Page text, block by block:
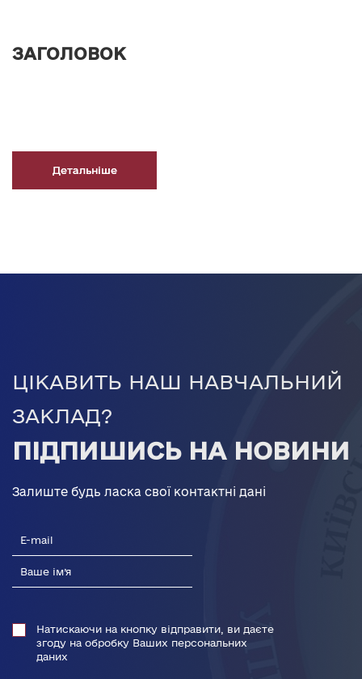
ЗАГОЛОВОК
Детальніше
ЦІКАВИТЬ НАШ НАВЧАЛЬНИЙ
ЗАКЛАД?
ПІДПИШИСЬ НА НОВИНИ
Залиште будь ласка свої контактні дані
Натискаючи на кнопку відправити, ви даєте
згоду на обробку Ваших персональних
даних